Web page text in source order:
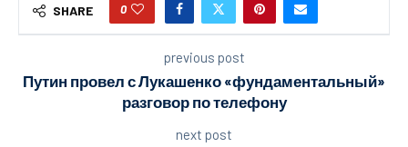
SHARE 0
previous post
Путин провел с Лукашенко «фундаментальный»
разговор по телефону
next post